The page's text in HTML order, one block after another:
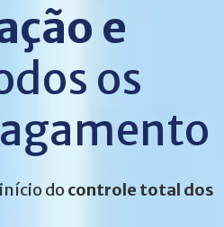
e
os
do controle total dos